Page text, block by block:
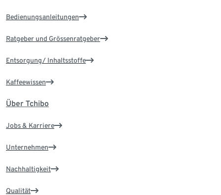
Bedienungsanleitungen
Ratgeber und Grössenratgeber
Entsorgung/ Inhaltsstoffe
Kaffeewissen
Über Tchibo
Jobs & Karriere
Unternehmen
Nachhaltigkeit
Qualität